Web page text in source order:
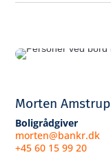
Morten Amstrup
Boligrådgiver
morten@bankr.dk
+45 60 15 99 20